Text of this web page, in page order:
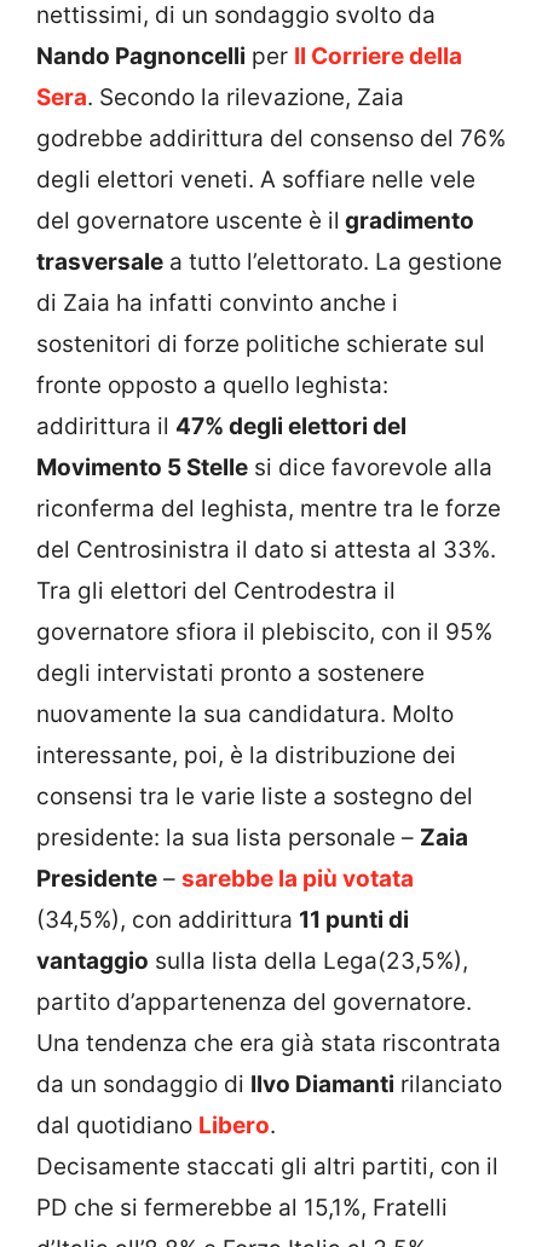
nettissimi, di un sondaggio svolto da
Nando Pagnoncelli per Il Corriere della
Sera. Secondo la rilevazione, Zaia
godrebbe addirittura del consenso del 76%
degli elettori veneti. A soffiare nelle vele
del governatore uscente è il gradimento
trasversale a tutto l’elettorato. La gestione
di Zaia ha infatti convinto anche i
sostenitori di forze politiche schierate sul
fronte opposto a quello leghista:
addirittura il 47% degli elettori del
Movimento 5 Stelle si dice favorevole alla
riconferma del leghista, mentre tra le forze
del Centrosinistra il dato si attesta al 33%.
Tra gli elettori del Centrodestra il
governatore sfiora il plebiscito, con il 95%
degli intervistati pronto a sostenere
nuovamente la sua candidatura. Molto
interessante, poi, è la distribuzione dei
consensi tra le varie liste a sostegno del
presidente: la sua lista personale – Zaia
Presidente – sarebbe la più votata
(34,5%), con addirittura 11 punti di
vantaggio sulla lista della Lega(23,5%),
partito d’appartenenza del governatore.
Una tendenza che era già stata riscontrata
da un sondaggio di Ilvo Diamanti rilanciato
dal quotidiano Libero.
Decisamente staccati gli altri partiti, con il
PD che si fermerebbe al 15,1%, Fratelli